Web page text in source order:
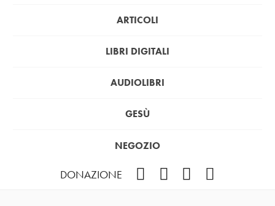
ARTICOLI
LIBRI DIGITALI
AUDIOLIBRI
GESÙ
NEGOZIO
DONAZIONE